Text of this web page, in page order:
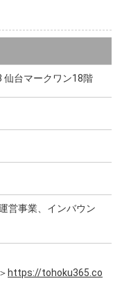
仙台マークワン18階
営事業、インバウン
https://tohoku365.co